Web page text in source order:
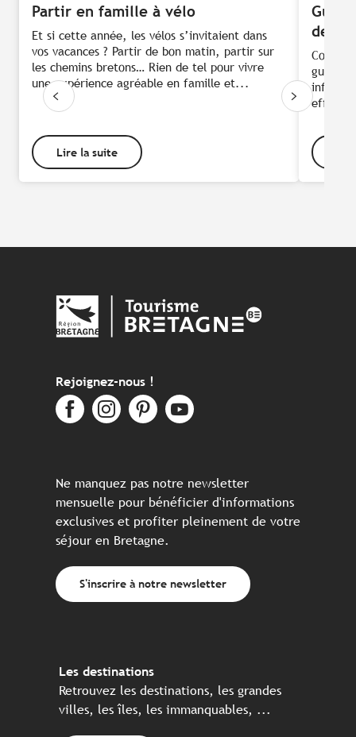
Partir en famille à vélo
Et si cette année, les vélos s’invitaient dans
vos vacances ? Partir de bon matin, partir sur
les chemins bretons… Rien de tel pour vivre
une expérience agréable en famille et...
Lire la suite
de
guide
Rejoignez-nous !
Ne manquez pas notre newsletter
mensuelle pour bénéficier d'informations
exclusives et profiter pleinement de votre
séjour en Bretagne.
S'inscrire à notre newsletter
Les destinations
Retrouvez les destinations, les grandes
villes, les îles, les immanquables, ...